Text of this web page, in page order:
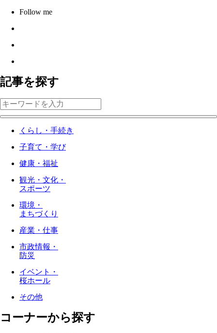
Follow me
記事を探す
くらし・手続き
子育て・学び
健康・福祉
観光・文化・
スポーツ
環境・
まちづくり
産業・仕事
市政情報・
防災
イベント・
桜ホール
その他
コーナーから探す